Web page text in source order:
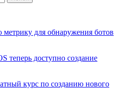
для обнаружения ботов
теперь доступно создание
курс по созданию нового